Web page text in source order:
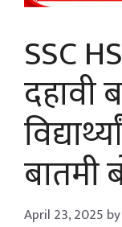
SSC
दहावी
बातमी
April 23, 2025 by